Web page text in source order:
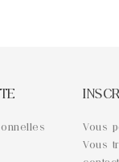
Vous
Vous